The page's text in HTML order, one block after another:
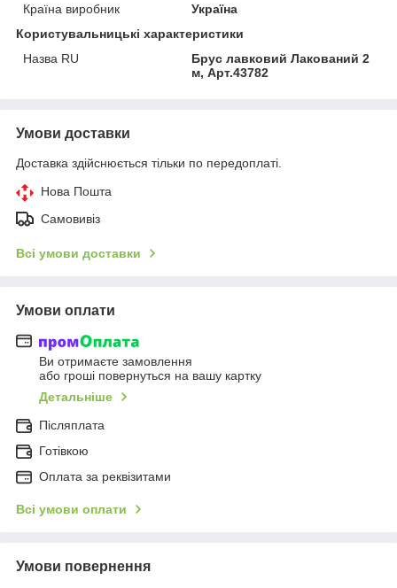
Країна виробник
Україна
Користувальницькі характеристики
Назва RU
Брус лавковий Лакований 2
м, Арт.43782
Умови доставки
Доставка здійснюється тільки по передоплаті.
Нова Пошта
Самовивіз
Всі умови доставки
Умови оплати
Ви отримаєте замовлення
або гроші повернуться на вашу картку
Детальніше
Післяплата
Готівкою
Оплата за реквізитами
Всі умови оплати
Умови повернення